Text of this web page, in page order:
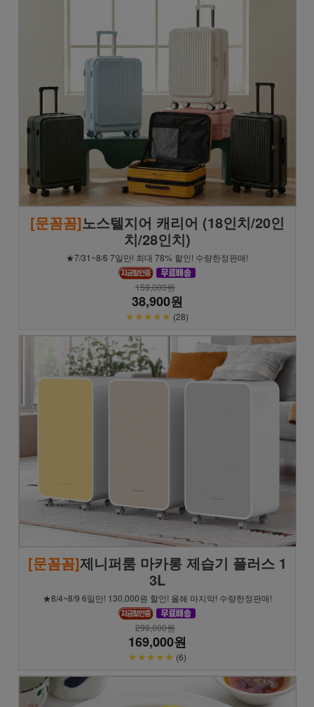
[문꼼꼼]노스텔지어 캐리어 (18인치/20인
치/28인치)
★7/31~8/6 7일만! 최대 78% 할인! 수량한정판매!
159,000원
38,900원
★★★★★ (28)
[문꼼꼼]제니퍼룸 마카롱 제습기 플러스 1
3L
★8/4~8/9 6일만! 130,000원 할인! 올해 마지막! 수량한정판매!
299,000원
169,000원
★★★★★ (6)